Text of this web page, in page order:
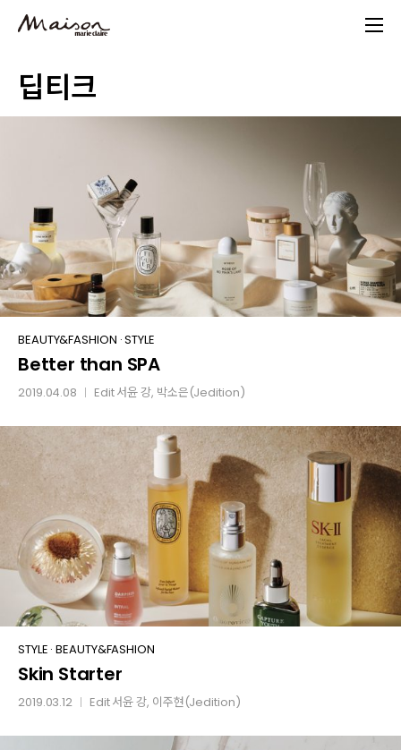
content
딥티크
Better
than
SPA
BEAUTY&FASHION ·STYLE
Better than SPA
2019.04.08 Edit서윤 강, 박소은(Jedition)
Skin
Starter
STYLE ·BEAUTY&FASHION
Skin Starter
2019.03.12 Edit서윤 강, 이주현(Jedition)